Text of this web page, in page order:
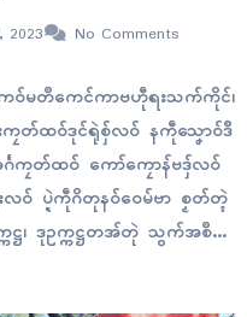
2023 No Comments
ကဝ်မတဳကေၚ်ကာဗဟဵုရးသက်ကိုၚ်၊
ကၠတ်ထဝ်ဒုၚ်ရုဲစှ်လဝ် နကဵုသၞောဝ်ဒဳ
ကၠတ်ထဝ် ကော်ကၠောန်ဗဒှ်လဝ်
ဝ် ပ္ဍဲကဵုဂိတုနဝ်ဝေမ်ဗာ စၟတ်တ္ၚဲ
ဋ္ဌ၊ ဒုဥက္ကဋ္ဌတအ်တုဲ သွက်အစဳ